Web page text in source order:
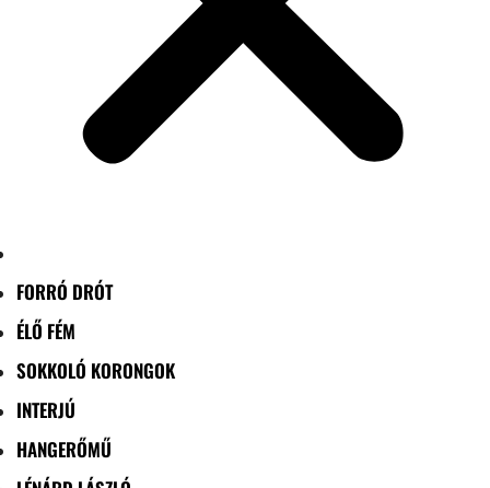
FORRÓ DRÓT
ÉLŐ FÉM
SOKKOLÓ KORONGOK
INTERJÚ
HANGERŐMŰ